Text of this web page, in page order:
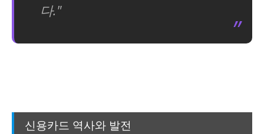
다."
신용카드 역사와 발전